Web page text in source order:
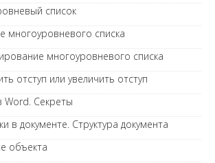
список
многоуровневого списка
многоуровневого списка
отступ или увеличить отступ
Word. Секреты
в документе. Структура документа
объекта